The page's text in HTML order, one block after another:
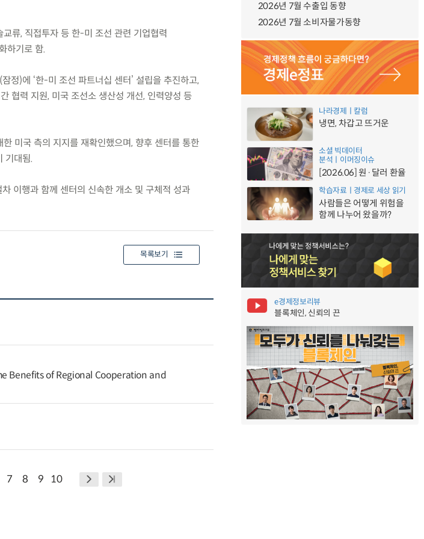
류, 직접투자 등 한-미 조선 관련 기업협력
하기로 함.
정)에 ‘한-미 조선 파트너십 센터’ 설립을 추진하고,
협력 지원, 미국 조선소 생산성 개선, 인력양성 등
미국 측의 지지를 재확인했으며, 향후 센터를 통한
기대됨.
이행과 함께 센터의 신속한 개소 및 구체적 성과
목록보기
Benefits of Regional Cooperation and
7 8 9 10
2026년 7월 수출입 동향
2026년 7월 소비자물가동향
나라경제ㅣ칼럼
냉면, 차갑고 뜨거운
소셜 빅데이터
분석ㅣ이머징이슈
[2026.06] 원·달러 환율
학습자료ㅣ경제로 세상 읽기
사람들은 어떻게 위험을
함께 나누어 왔을까?
e경제정보리뷰
블록체인, 신뢰의 끈